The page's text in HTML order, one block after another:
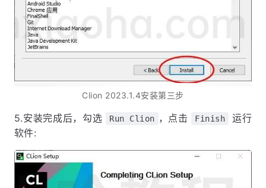
Clion 2023.1.4安装第三步
5.安装完成后，勾选 Run Clion ，点击 Finish
运行
软件: